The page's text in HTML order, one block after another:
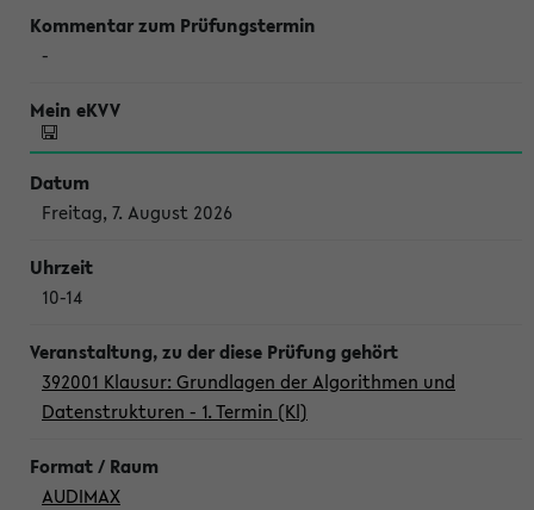
-
Freitag, 7. August 2026
10-14
392001 Klausur: Grundlagen der Algorithmen und
Datenstrukturen - 1. Termin (Kl)
AUDIMAX